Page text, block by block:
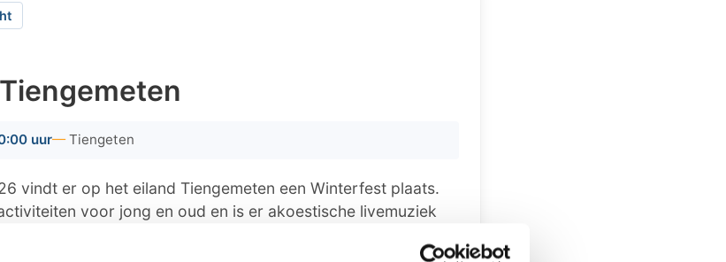
uur Tiengeten
vindt er op het eiland Tiengemeten een Winterfest plaats.
voor jong en oud en is er akoestische livemuziek